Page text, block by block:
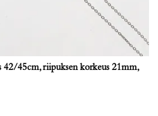
42/45cm, riipuksen korkeus 21mm,